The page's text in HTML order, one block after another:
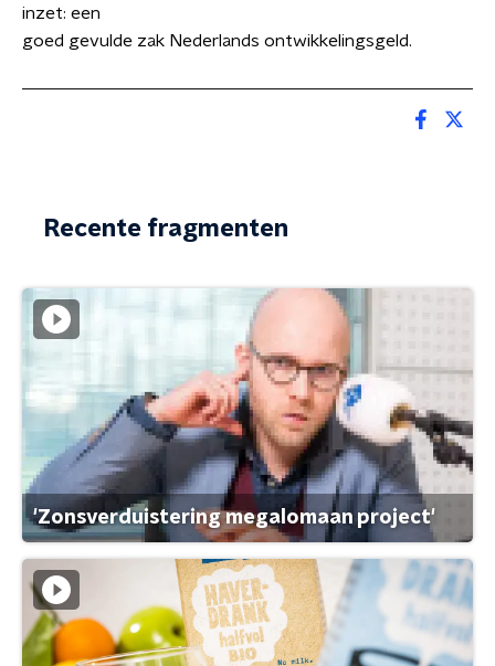
inzet: een
goed gevulde zak Nederlands ontwikkelingsgeld.
Recente fragmenten
'Zonsverduistering megalomaan project'